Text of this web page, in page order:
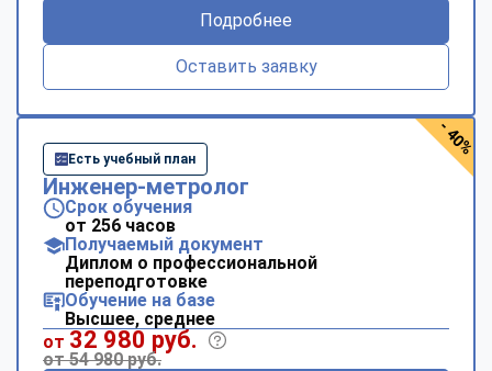
Подробнее
Оставить заявку
Есть учебный план
Инженер-метролог
Срок обучения
от 256 часов
Получаемый документ
Диплом о профессиональной
переподготовке
Обучение на базе
Высшее, среднее
от 32 980 руб.
от 54 980 руб.
- 40%